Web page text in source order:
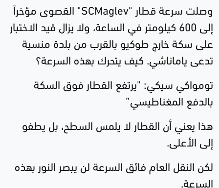
وصلت سرعة قطار "SCMaglev" القصوى مؤخراً
إلى 600 كيلومتر في الساعة، ولا يزال قيد الاختبار
على سكة خارج طوكيو بالقرب من بلدة منسية
تدعى ياماناشي. كيف يتحرك بهذه السرعة؟
تومواكي سيكي: "يرتفع القطار فوق السكة
بالدفع المغناطيسي”
هذا يعني أن القطار لا يلمس السطح، بل يطفو
إلى الأعلى.
لكن النقل العام فائق السرعة لن يبصر النور بهذه
السرعة.